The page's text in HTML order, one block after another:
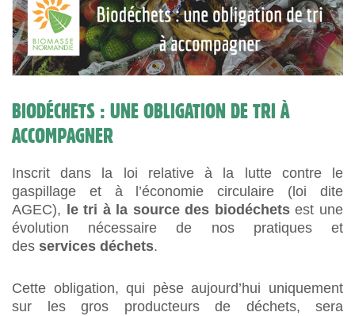
BIODÉCHETS : UNE OBLIGATION DE TRI À
ACCOMPAGNER
Inscrit dans la loi relative à la lutte contre le
gaspillage et à l’économie circulaire (loi dite
AGEC), le tri à la source des biodéchetsest une
évolution nécessaire de nos pratiques et
des services déchets.
Cette obligation, qui pèse aujourd’hui uniquement
sur les gros producteurs de déchets, sera